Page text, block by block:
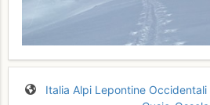
Italia Alpi Lepontine Occidentali